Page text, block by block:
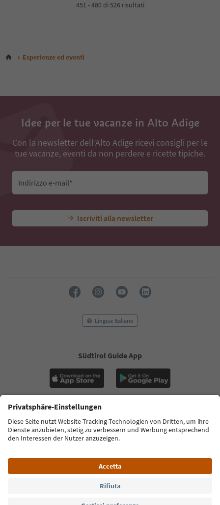
9
10
451 - 480 di 526 risultati
Esperienze ed eventi
Idee per le tue vacanze in Alto Adige
Con la newsletter dell’Alto Adige ricevi consigli per le
tue vacanze, eventi da non perdere e ricette tipiche.
Indirizzo e-mail*
Iscriviti alla newsletter
Lingua: Italiano
Südtirol Guide App
FAQ Contatti Press MICE
Privacy Policy
Termini e condizioni
Crediti
Cookie Policy
Alto Adige B2B